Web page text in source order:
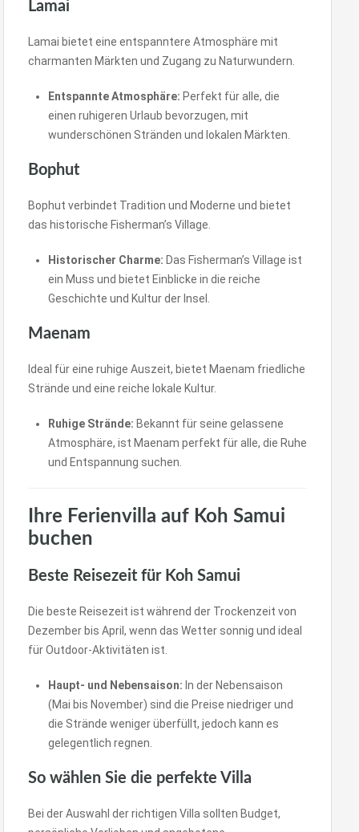
Lamai
Lamai bietet eine entspanntere Atmosphäre mit
charmanten Märkten und Zugang zu Naturwundern.
Entspannte Atmosphäre: Perfekt für alle, die
einen ruhigeren Urlaub bevorzugen, mit
wunderschönen Stränden und lokalen Märkten.
Bophut
Bophut verbindet Tradition und Moderne und bietet
das historische Fisherman’s Village.
Historischer Charme: Das Fisherman’s Village ist
ein Muss und bietet Einblicke in die reiche
Geschichte und Kultur der Insel.
Maenam
Ideal für eine ruhige Auszeit, bietet Maenam friedliche
Strände und eine reiche lokale Kultur.
Ruhige Strände: Bekannt für seine gelassene
Atmosphäre, ist Maenam perfekt für alle, die Ruhe
und Entspannung suchen.
Ihre Ferienvilla auf Koh Samui
buchen
Beste Reisezeit für Koh Samui
Die beste Reisezeit ist während der Trockenzeit von
Dezember bis April, wenn das Wetter sonnig und ideal
für Outdoor-Aktivitäten ist.
Haupt- und Nebensaison: In der Nebensaison
(Mai bis November) sind die Preise niedriger und
die Strände weniger überfüllt, jedoch kann es
gelegentlich regnen.
So wählen Sie die perfekte Villa
Bei der Auswahl der richtigen Villa sollten Budget,